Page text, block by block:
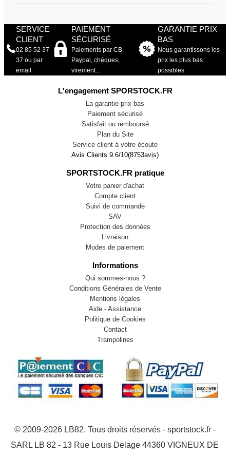
SERVICE
CLIENT
02 85 52 37
37 ou par
email
PAIEMENT
SÉCURISÉ
Paiements par CB,
Paypal, chèques,
virement...
GARANTIE PRIX
BAS
Nous garantissons les
prix les plus bas
possibles
L'engagement SPORSTOCK.FR
La garantie prix bas
Paiement sécurisé
Satisfait ou remboursé
Plan du Site
Service client à votre écoute
Avis Clients 9.6/10(8753avis)
SPORTSTOCK.FR pratique
Votre panier d'achat
Compte client
Suivi de commande
SAV
Protection des données
Livraison
Modes de paiement
Informations
Qui sommes-nous ?
Conditions Générales de Vente
Mentions légales
Aide - Assistance
Politique de Cookies
Contact
Trampolines
© 2009-2026 LB82. Tous droits réservés - sportstock.fr -
SARL LB 82 - 13 Rue Louis Delage 44360 VIGNEUX DE